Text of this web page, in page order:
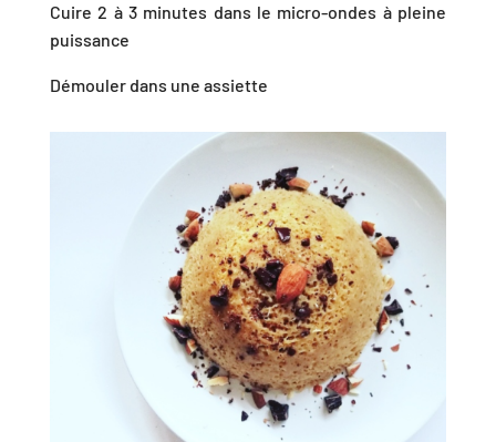
Cuire 2 à 3 minutes dans le micro-ondes à pleine
puissance
Démouler dans une assiette